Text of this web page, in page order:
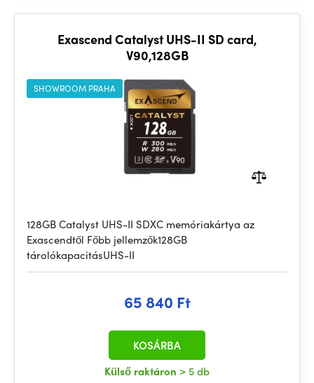
Exascend Catalyst UHS-II SD card,
V90,128GB
SHOWROOM PRAHA
128GB Catalyst UHS-II SDXC memóriakártya az
Exascendtől Főbb jellemzők128GB
tárolókapacitásUHS-II
65 840 Ft
Külső raktáron > 5 db
KOSÁRBA